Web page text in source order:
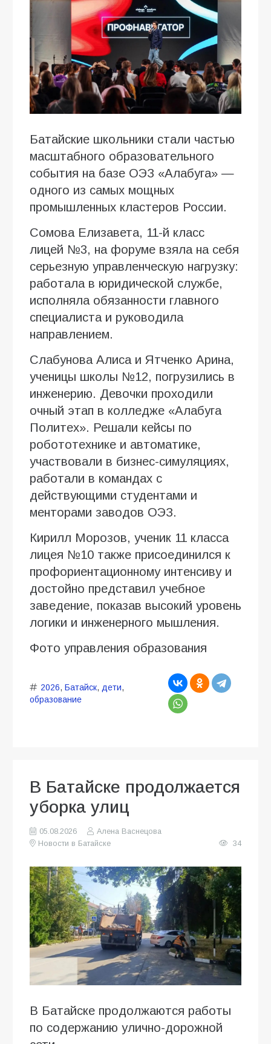
Батайские школьники стали частью
масштабного образовательного
события на базе ОЭЗ «Алабуга» —
одного из самых мощных
промышленных кластеров России.
Сомова Елизавета, 11-й класс
лицей №3, на форуме взяла на себя
серьезную управленческую нагрузку:
работала в юридической службе,
исполняла обязанности главного
специалиста и руководила
направлением.
Слабунова Алиса и Ятченко Арина,
ученицы школы №12, погрузились в
инженерию. Девочки проходили
очный этап в колледже «Алабуга
Политех». Решали кейсы по
робототехнике и автоматике,
участвовали в бизнес-симуляциях,
работали в командах с
действующими студентами и
менторами заводов ОЭЗ.
Кирилл Морозов, ученик 11 класса
лицея №10 также присоединился к
профориентационному интенсиву и
достойно представил учебное
заведение, показав высокий уровень
логики и инженерного мышления.
Фото управления образования
2026, Батайск, дети,
образование
В Батайске продолжается
уборка улиц
05.08.2026
Алена Васнецова
Новости в Батайске
34
В Батайске продолжаются работы
по содержанию улично-дорожной